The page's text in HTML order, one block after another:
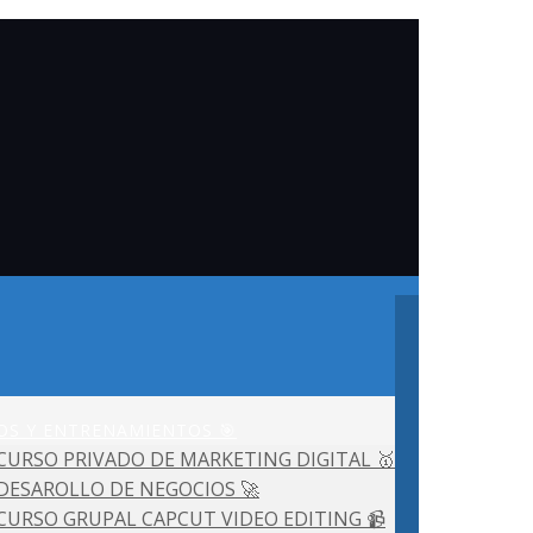
PRIVADO DE MARKETING DIGITAL 🥇
DE NEGOCIOS 🚀
GRUPAL CAPCUT VIDEO EDITING 📹